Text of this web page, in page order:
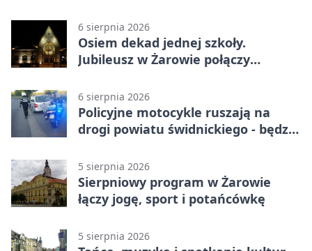
6 sierpnia 2026
Osiem dekad jednej szkoły.
Jubileusz w Żarowie połączy
6 sierpnia 2026
Policyjne motocykle ruszają na
drogi powiatu świdnickiego - będzie
5 sierpnia 2026
Sierpniowy program w Żarowie
łączy jogę, sport i potańcówkę
5 sierpnia 2026